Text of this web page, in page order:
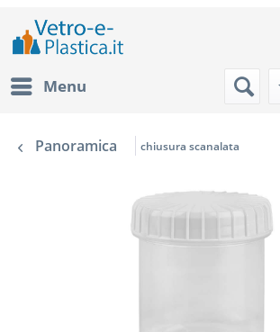
Menu
Panoramica chiusura scanalata